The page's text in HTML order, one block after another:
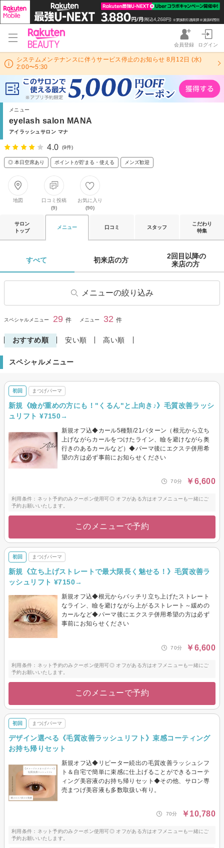
会員登録 ログイン
システムメンテナンスに伴うサービス停止のお知らせ 8月12日 (水)
2:00〜5:30
メニュー
eyelash salon MANA
アイラッシュサロン マナ
4.0 (9件)
◎ 本日空席あり ポイントが貯まる・使える メンズ歓迎
地図
口コミ投稿
(9)
お気に入り
(90)
サロン
トップ
メニュー 口コミ スタッフ
こだわり
特集
すべて 初来店の方
2回目以降の
来店の方
メニューの絞り込み
閉じる
スペシャルメニュー 29 件 メニュー 32 件
おすすめ順 安い順 高い順
スペシャルメニュー
初回 まつげパーマ
新規《瞼が重めの方にも！"くるん"と上向き♪》毛質改善ラッシ
ュリフト ¥7150→
新規オフ込◆カール5種類/21パターン（根元から立ち
上げながらカールをつけたライン、瞼を避けながら奥
行きのあるカールなど）◆パーマ後にエクステ併用希
望の方は必ず事前にお知らせください
70分 ￥6,600
利用条件：ネット予約のみクーポン使用可◎ オフがある方はオフメニューも一緒にご
予約お願いいたします。
このメニューで予約
初回 まつげパーマ
新規《立ち上げストレートで最大限長く魅せる！》毛質改善ラ
ッシュリフト ¥7150→
新規オフ込◆根元からバッチリ立ち上げたストレート
なライン、瞼を避けながら上がるストレート～緩めの
カールなど◆パーマ後にエクステ併用希望の方は必ず
事前にお知らせください
70分 ￥6,600
利用条件：ネット予約のみクーポン使用可◎ オフがある方はオフメニューも一緒にご
予約お願いいたします。
このメニューで予約
初回 まつげパーマ
デザイン選べる《毛質改善ラッシュリフト》束感コーティング
お持ち帰りセット
新規オフ込◆リピーター続出の毛質改善ラッシュシフ
ト＆自宅で簡単に束感に仕上げることができるコーテ
ィング美容液のお持ち帰りセット◆その他、サロン専
売まつげ美容液も多数取扱い有り。
70分 ￥10,780
利用条件：ネット予約のみクーポン使用可◎ オフがある方はオフメニューも一緒にご
予約お願いいたします。